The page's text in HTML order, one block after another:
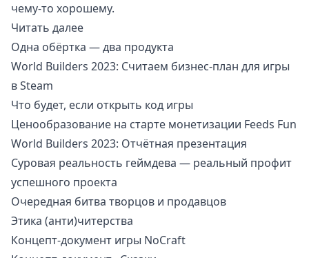
чему-то хорошему.
Читать далее
Одна обёртка — два продукта
World Builders 2023: Считаем бизнес-план для игры
в Steam
Что будет, если открыть код игры
Ценообразование на старте монетизации Feeds Fun
World Builders 2023: Отчётная презентация
Суровая реальность геймдева — реальный профит
успешного проекта
Очередная битва творцов и продавцов
Этика (анти)читерства
Концепт-документ игры NoCraft